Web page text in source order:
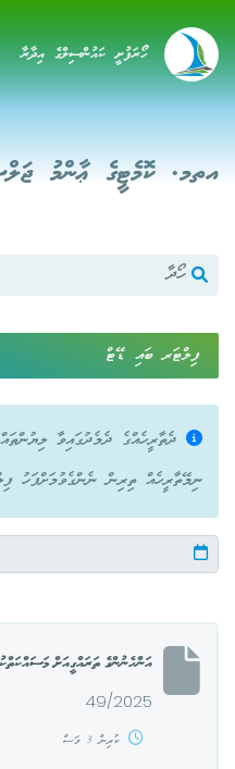
ހޯރަފުށީ ކައުންސިލްގެ އިދާރާ
އތމ. ކޮމެޓީގެ ޢާންމު
ފިލްޓަރ ބައި ޑޭޓް
ދެތާރީހެއްގެ ދެމެދުގައިވާ
ނިމޭތާރީހެއް ތިރިން ނެންގެވުމަށްފަހު
އަންހެނުންގެ ތަރައްގީއަށް
49/2025
ކުރިން 3 މަސް